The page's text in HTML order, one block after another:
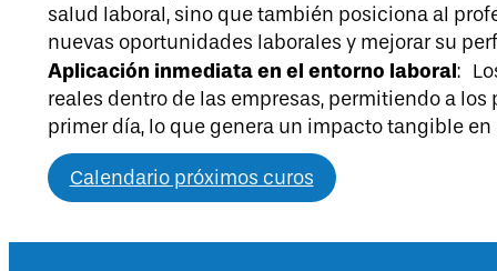
salud laboral, sino que también posiciona al
nuevas oportunidades laborales y mejorar su
Aplicación inmediata en el entorno laboral:
reales dentro de las empresas, permitiendo a
primer día, lo que genera un impacto tangible
Calendario próximos curos